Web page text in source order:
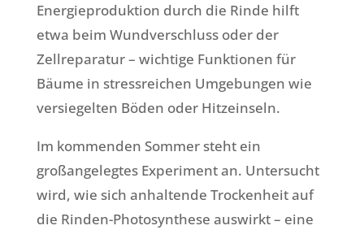
Energieproduktion durch die Rinde hilft
etwa beim Wundverschluss oder der
Zellreparatur – wichtige Funktionen für
Bäume in stressreichen Umgebungen wie
versiegelten Böden oder Hitzeinseln.
Im kommenden Sommer steht ein
großangelegtes Experiment an. Untersucht
wird, wie sich anhaltende Trockenheit auf
die Rinden-Photosynthese auswirkt – eine